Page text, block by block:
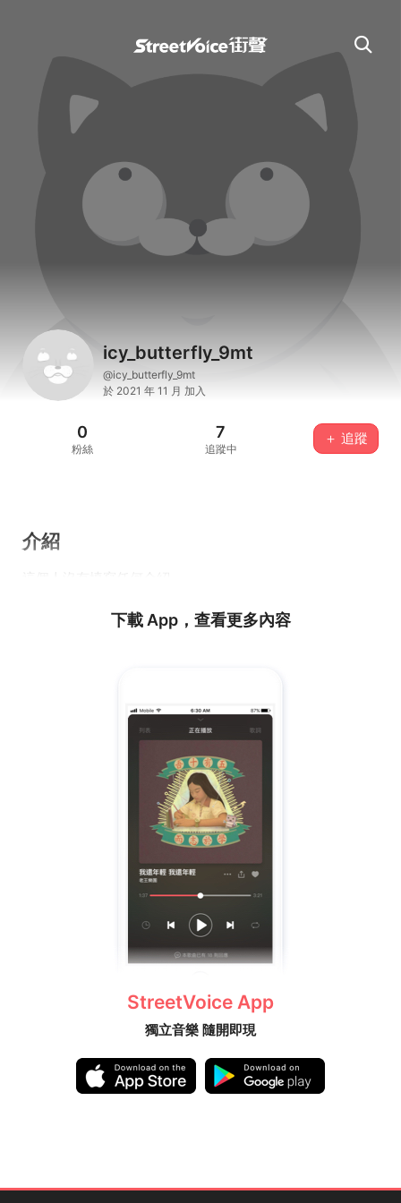
icy_butterfly_9mt
@icy_butterfly_9mt
於 2021 年 11 月 加入
0
粉絲
7
追蹤中
＋ 追蹤
介紹
下載 App，查看更多內容
StreetVoice App
獨立音樂 隨開即現